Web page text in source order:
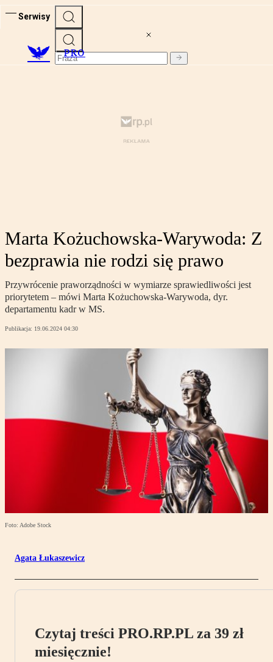
Serwisy
PRO
Marta Kożuchowska-Warywoda: Z
bezprawia nie rodzi się prawo
Przywrócenie praworządności w wymiarze sprawiedliwości jest
priorytetem – mówi Marta Kożuchowska-Warywoda, dyr.
departamentu kadr w MS.
Publikacja: 19.06.2024 04:30
Foto: Adobe Stock
Agata Łukaszewicz
Czytaj treści PRO.RP.PL za 39 zł
miesięcznie!